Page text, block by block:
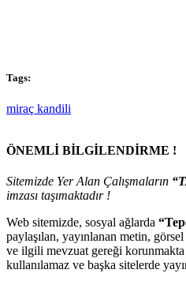
Tags:
miraç kandili
ÖNEMLİ BİLGİLENDİRME !
Sitemizde Yer Alan Çalışmaların
imzası taşımaktadır !
Web sitemizde, sosyal ağlarda
paylaşılan, yayınlanan metin,
ve ilgili mevzuat gereği
kullanılamaz ve başka sitelerde